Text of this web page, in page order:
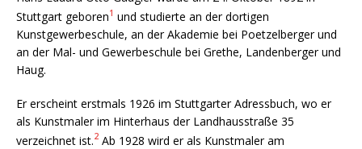
Stuttgart geboren1 und studierte an der dortigen
Kunstgewerbeschule, an der Akademie bei Poetzelberger und
an der Mal- und Gewerbeschule bei Grethe, Landenberger und
Haug.
Er erscheint erstmals 1926 im Stuttgarter Adressbuch, wo er
als Kunstmaler im Hinterhaus der Landhausstraße 35
verzeichnet ist.2 Ab 1928 wird er als Kunstmaler am